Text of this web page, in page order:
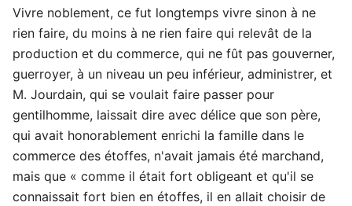
Vivre noblement, ce fut longtemps vivre sinon à ne
rien faire, du moins à ne rien faire qui relevât de la
production et du commerce, qui ne fût pas gouverner,
guerroyer, à un niveau un peu inférieur, administrer, et
M. Jourdain, qui se voulait faire passer pour
gentilhomme, laissait dire avec délice que son père,
qui avait honorablement enrichi la famille dans le
commerce des étoffes, n'avait jamais été marchand,
mais que « comme il était fort obligeant et qu'il se
connaissait fort bien en étoffes, il en allait choisir de